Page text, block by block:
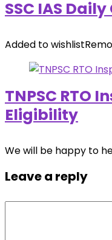
SSC IAS
Added to wishlist
TNPSC RTO
Eligibility
We will be happy to
Leave a reply